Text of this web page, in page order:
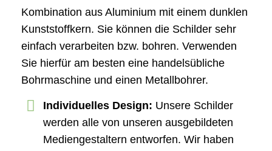
Kombination aus Aluminium mit einem dunklen
Kunststoffkern. Sie können die Schilder sehr
einfach verarbeiten bzw. bohren. Verwenden
Sie hierfür am besten eine handelsübliche
Bohrmaschine und einen Metallbohrer.
Individuelles Design: Unsere Schilder
werden alle von unseren ausgebildeten
Mediengestaltern entworfen. Wir haben